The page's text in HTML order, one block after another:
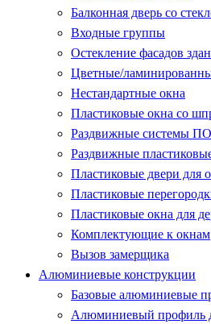
Балконная дверь со
Входные группы
Остекление фасадов
Цветные/
Нестандартные окна
Пластиковые окна со
Раздвижные системы
Раздвижные
Пластиковые двери для
Пластиковые
Пластиковые окна для
Комплектующие к окнам
Вызов замерщика
Алюминиевые конструкции
Базовые алюминиевые
Алюминиевый профиль